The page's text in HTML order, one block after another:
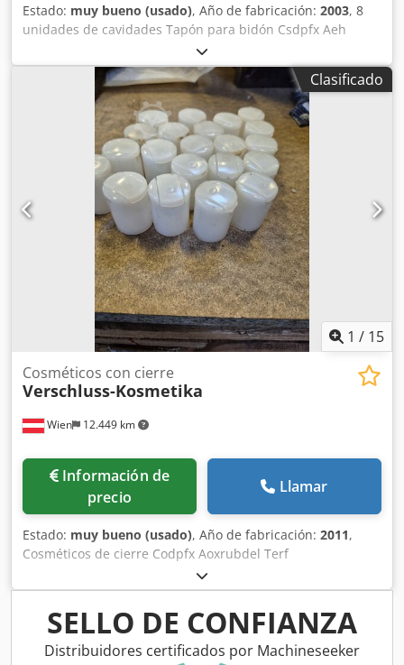
Estado: muy bueno (usado), Año de fabricación: 2003, 8
unidades de cavidades Tapón para bidón Csdpfx Aeh
Rwlqel Tjrf Año de fabricación, aprox. 2003
Clasificado
1 / 15
Wien 12.449 km
Cosméticos con cierre
Verschluss-Kosmetika
Información de
precio
Llamar
Estado: muy bueno (usado), Año de fabricación: 2011,
Cosméticos de cierre Codpfx Aoxrubdel Terf
SELLO DE CONFIANZA
Distribuidores certificados por Machineseeker